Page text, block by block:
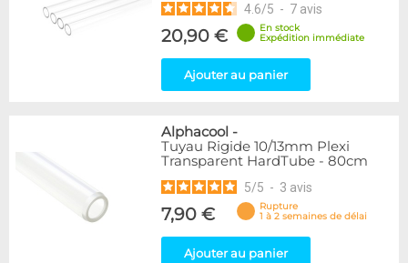
4.6/5 - 7 avis
20,90 €
En stock
Expédition immédiate
Ajouter au panier
Alphacool -
Tuyau Rigide 10/13mm Plexi
Transparent HardTube - 80cm
5/5 - 3 avis
7,90 €
Rupture
1 à 2 semaines de délai
Ajouter au panier